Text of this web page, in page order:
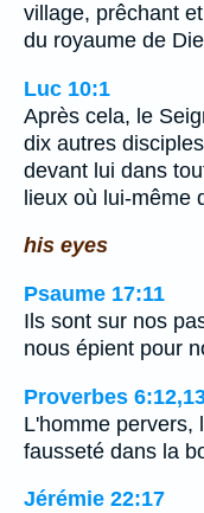
village, prêchant
du royaume de
Luc 10:1
Après cela, le
dix autres
devant lui dans
lieux où lui-même
his eyes
Psaume 17:11
Ils sont sur nos
nous épient pour
Proverbes
L'homme pervers,
fausseté dans la
Jérémie 22:17